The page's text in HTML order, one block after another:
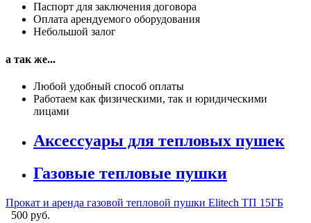
Паспорт для заключения договора
Оплата арендуемого оборудования
Небольшой залог
а так же...
Любой удобный способ оплаты
Работаем как физическими, так и юридическими
лицами
Аксессуары для тепловых пушек
Газовые тепловые пушки
Прокат и аренда газовой тепловой пушки Elitech ТП 15ГБ
500 руб.